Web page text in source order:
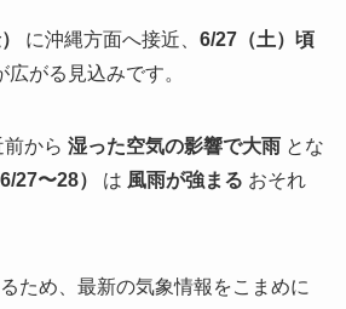
に沖縄方面へ接近、 6/27（土）頃
がる見込みです。
から 湿った空気の影響で大雨とな
27〜28） は 風雨が強まる おそれ
ため、最新の気象情報をこまめに